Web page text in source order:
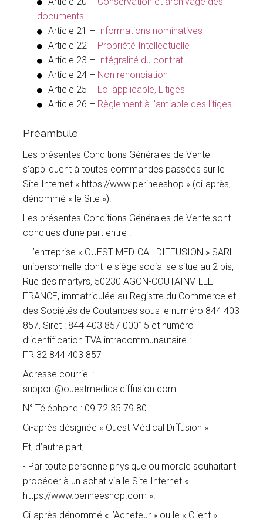
documents
Article 21 – Informations nominatives
Article 22 – Propriété Intellectuelle
Article 23 – Intégralité du contrat
Article 24 – Non renonciation
Article 25 – Loi applicable, Litiges
Article 26 – Règlement à l’amiable des litiges
Préambule
Les présentes Conditions Générales de Vente
s’appliquent à toutes commandes passées sur le
Site Internet « https://www.perineeshop » (ci-après,
dénommé « le Site »).
Les présentes Conditions Générales de Vente sont
conclues d’une part entre :
- L’entreprise « OUEST MEDICAL DIFFUSION » SARL
unipersonnelle dont le siège social se situe au 2 bis,
Rue des martyrs, 50230 AGON-COUTAINVILLE –
FRANCE, immatriculée au Registre du Commerce et
des Sociétés de Coutances sous le numéro 844 403
857, Siret : 844 403 857 00015 et numéro
d’identification TVA intracommunautaire :
FR 32 844 403 857
Adresse courriel :
support@ouestmedicaldiffusion.com
N° Téléphone : 09 72 35 79 80
Ci-après désignée « Ouest Médical Diffusion »
Et, d’autre part,
- Par toute personne physique ou morale souhaitant
procéder à un achat via le Site Internet «
https://www.perineeshop.com ».
Ci-après dénommé « l’Acheteur » ou le « Client »